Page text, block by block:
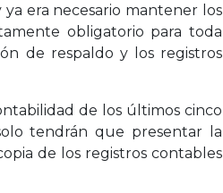
era necesario mantener los
obligatorio para toda
de respaldo y los registros
de los últimos cinco
tendrán que presentar la
de los registros contables